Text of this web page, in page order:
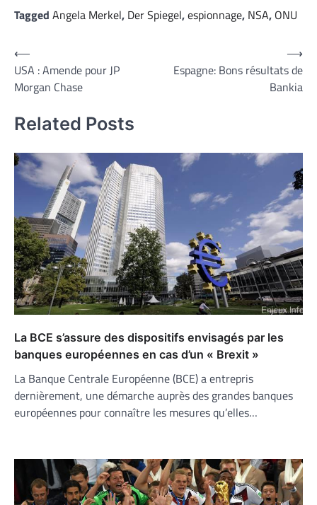
Tagged Angela Merkel, Der Spiegel,espionnage, NSA, ONU
Navigation
de
l’article
⟵
USA : Amende pour JP
Morgan Chase
Espagne: Bons résultats de
Bankia
⟶
Related Posts
La BCE s’assure des dispositifs envisagés par les
banques européennes en cas d’un « Brexit »
La Banque Centrale Européenne (BCE) a entrepris
dernièrement, une démarche auprès des grandes banques
européennes pour connaître les mesures qu’elles…